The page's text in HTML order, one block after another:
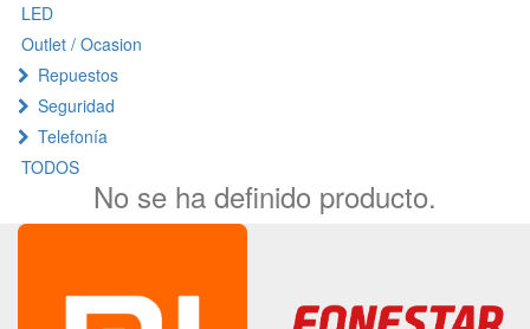
LED
Outlet / Ocasion
Repuestos
Seguridad
Telefonía
TODOS
No se ha definido producto.